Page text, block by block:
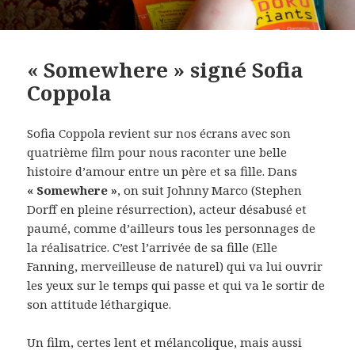
« Somewhere » signé Sofia
Coppola
Sofia Coppola revient sur nos écrans avec son
quatrième film pour nous raconter une belle
histoire d’amour entre un père et sa fille. Dans
« Somewhere », on suit Johnny Marco (Stephen
Dorff en pleine résurrection), acteur désabusé et
paumé, comme d’ailleurs tous les personnages de
la réalisatrice. C’est l’arrivée de sa fille (Elle
Fanning, merveilleuse de naturel) qui va lui ouvrir
les yeux sur le temps qui passe et qui va le sortir de
son attitude léthargique.
Un film, certes lent et mélancolique, mais aussi